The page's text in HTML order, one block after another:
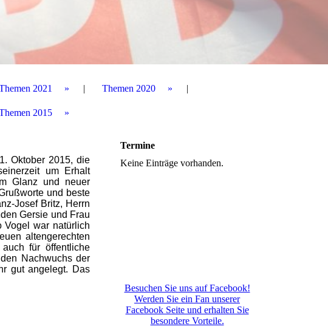
2021 Themen 2020
2015
Oktober 2015, die
um Erhalt
Glanz und neuer
und beste
Josef Britz, Herrn
Gersie und Frau
Vogel war natürlich
altengerechten
für öffentliche
Nachwuchs der
gut angelegt. Das
Termine
Keine Einträge vorhanden.
Besuchen Sie uns auf Facebook!
Werden Sie ein Fan unserer
Facebook Seite und erhalten Sie
besondere Vorteile.